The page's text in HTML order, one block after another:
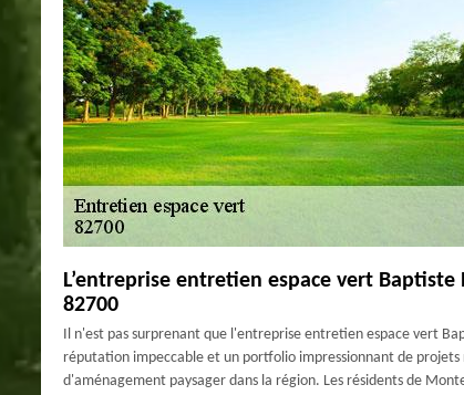
L’entreprise entretien espace vert
82700
Il n'est pas surprenant que l'entreprise entretien espace vert
réputation impeccable et un portfolio impressionnant de
d'aménagement paysager dans la région. Les résidents de